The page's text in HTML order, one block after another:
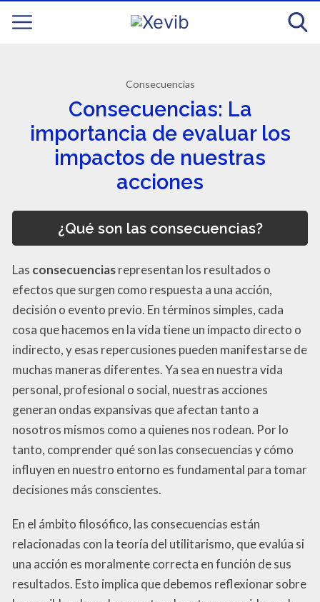
Consecuencias
Consecuencias: La
importancia de evaluar los
impactos de nuestras
acciones
¿Qué son las consecuencias?
Las consecuenciasrepresentan los resultados o
efectos que surgen como respuesta a una acción,
decisión o evento previo. En términos simples, cada
cosa que hacemos en la vida tiene un impacto directo o
indirecto, y esas repercusiones pueden manifestarse de
muchas maneras diferentes. Ya sea en nuestra vida
personal, profesional o social, nuestras acciones
generan ondas expansivas que afectan tanto a
nosotros mismos como a quienes nos rodean. Por lo
tanto, comprender qué son las consecuencias y cómo
influyen en nuestro entorno es fundamental para tomar
decisiones más conscientes.
En el ámbito filosófico, las consecuencias están
relacionadas con la teoría del utilitarismo, que evalúa si
una acción es moralmente correcta en función de sus
resultados. Esto implica que debemos reflexionar sobre